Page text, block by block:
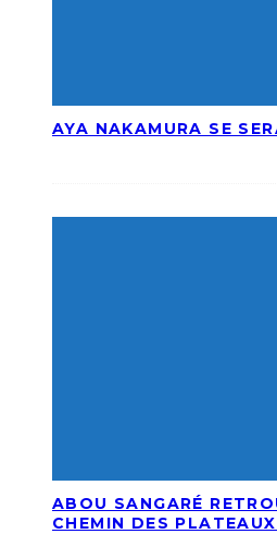
AYA NAKAMURA SE
ABOU SANGARÉ
CHEMIN DES